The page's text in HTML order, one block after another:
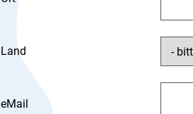
Land
eMail